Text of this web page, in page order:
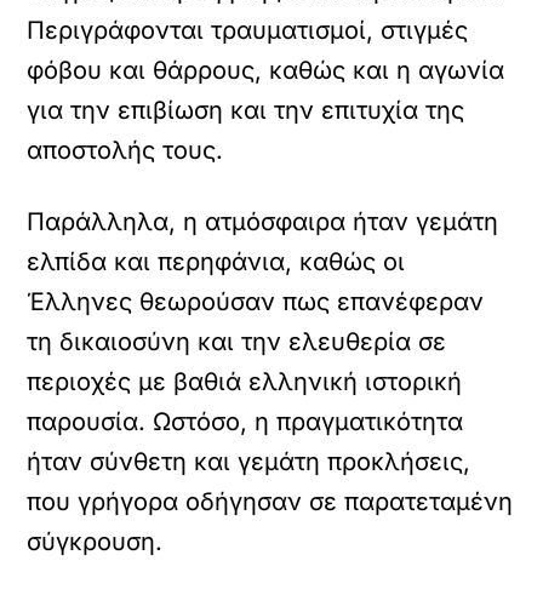
Περιγράφονται τραυματισμοί, στιγμές
φόβου και θάρρους, καθώς και η αγωνία
για την επιβίωση και την επιτυχία της
αποστολής τους.
Παράλληλα, η ατμόσφαιρα ήταν γεμάτη
ελπίδα και περηφάνια, καθώς οι
Έλληνες θεωρούσαν πως επανέφεραν
τη δικαιοσύνη και την ελευθερία σε
περιοχές με βαθιά ελληνική ιστορική
παρουσία. Ωστόσο, η πραγματικότητα
ήταν σύνθετη και γεμάτη προκλήσεις,
που γρήγορα οδήγησαν σε παρατεταμένη
σύγκρουση.